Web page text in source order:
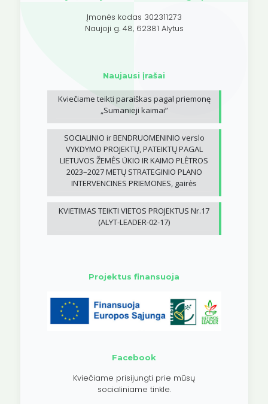
Įmonės kodas 302311273
Naujoji g. 48, 62381 Alytus
Naujausi įrašai
Kviečiame teikti paraiškas pagal priemonę
„Sumanieji kaimai”
SOCIALINIO ir BENDRUOMENINIO verslo
VYKDYMO PROJEKTŲ, PATEIKTŲ PAGAL
LIETUVOS ŽEMĖS ŪKIO IR KAIMO PLĖTROS
2023–2027 METŲ STRATEGINIO PLANO
INTERVENCINES PRIEMONES, gairės
KVIETIMAS TEIKTI VIETOS PROJEKTUS Nr.17
(ALYT-LEADER-02-17)
Projektus finansuoja
Facebook
Kviečiame prisijungti prie mūsų
socialiniame tinkle.